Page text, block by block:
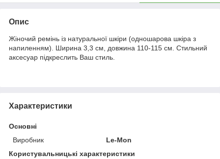
Опис
Жіночий ремінь із натуральної шкіри (одношарова шкіра з
напиленням). Ширина 3,3 см, довжина 110-115 см. Стильний
аксесуар підкреслить Ваш стиль.
Характеристики
Основні
Виробник
Le-Mon
Користувальницькі характеристики